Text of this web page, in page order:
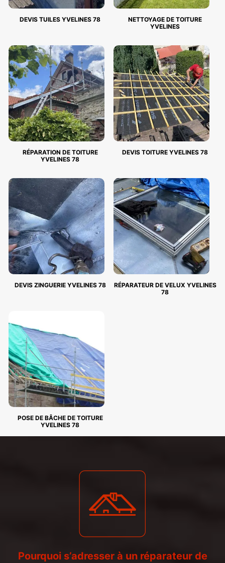
DEVIS TUILES YVELINES 78
NETTOYAGE DE TOITURE
YVELINES
RÉPARATION DE TOITURE
YVELINES 78
DEVIS TOITURE YVELINES 78
DEVIS ZINGUERIE YVELINES 78
RÉPARATEUR DE VELUX YVELINES
78
POSE DE BÂCHE DE TOITURE
YVELINES 78
Pourquoi s’adresser à un réparateur de